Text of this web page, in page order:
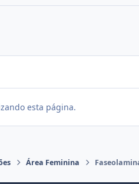
esta página.
Área Feminina